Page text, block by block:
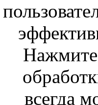
Нажмите
всегда